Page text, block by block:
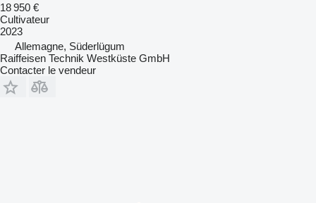
18 950 €
Cultivateur
2023
Allemagne, Süderlügum
Raiffeisen Technik Westküste GmbH
Contacter le vendeur